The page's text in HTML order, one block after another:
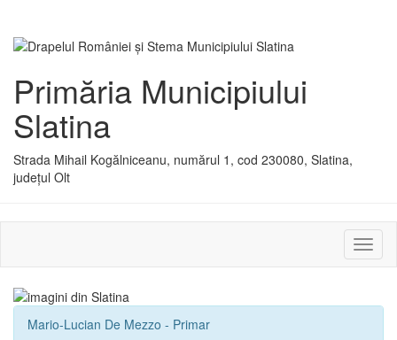
Primăria Municipiului
Slatina
Strada Mihail Kogălniceanu, numărul 1, cod 230080, Slatina,
județul Olt
sau
Mario-Lucian De Mezzo - Primar